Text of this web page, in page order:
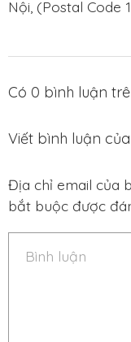
Nội, (Postal Code
Có 0 bình luận
Viết bình luận
Địa chỉ email của
bắt buộc được